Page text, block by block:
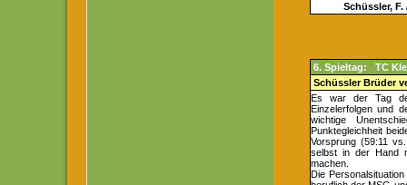
Schüssler,
6. Spieltag: TC
Schüssler Brüder
Es war der Tag
Einzelerfolgen und
wichtige
Punktegleichheit
Vorsprung (59:11
selbst in der Hand
machen.
Die